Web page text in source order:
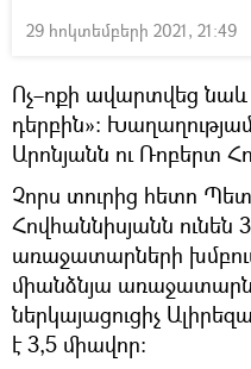
29 հոկտեմբերի 2021, 21:49
Ոչ–ոքի ավարտվեց
դերբին»։
Արոնյանն ու Ռոբերտ
Չորս տուրից հետո
Հովհաննիսյանն ունեն
առաջատարների
միանձնյա
ներկայացուցիչ
է 3,5 միավոր։